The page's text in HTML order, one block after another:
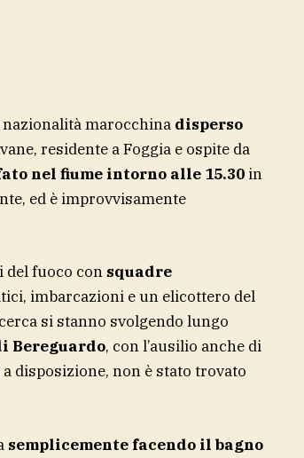
marocchina disperso
residente a Foggia e ospite da
nel fiume intorno alle 15.30in
ed è improvvisamente
del fuoco con squadre
imbarcazioni e un elicottero del
si stanno svolgendo lungo
Bereguardo, con l’ausilio anche di
disposizione, non è stato trovato
semplicemente facendo il bagno